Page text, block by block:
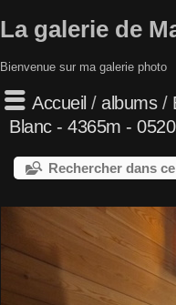
La galerie de
Bienvenue sur ma galerie photo
Accueil / albums/
Blanc - 4365m -
Rechercher dans